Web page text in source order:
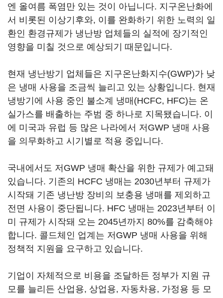
엔 올여름 폭염만 있는 것이 아닙니다. 지구온난화에
서 비롯된 이상기후와, 이를 완화하기 위한 노력의 일
환인 환경규제가 냉난방 업체들의 실적에 장기적인
영향을 미칠 것으로 예상되기 때문입니다.
현재 냉난방기 업체들은 지구온난화지수(GWP)가 낮
은 냉매 사용을 조금씩 늘리고 있는 상황입니다. 현재
냉방기에 사용 중인 불소계 냉매(HCFC, HFC)는 온
실가스를 배출하는 주범 중 하나로 지목됐습니다. 이
에 미국과 유럽 등 많은 나라에서 저GWP 냉매 사용
을 의무화하고 시기별로 적용 중입니다.
국내에서도 저GWP 냉매 확산을 위한 규제가 예고돼
있습니다. 기존의 HCFC 냉매는 2030년부터 규제가
시작돼 기존 냉난방 장비의 보충용 냉매를 제외하고
전면 사용이 중단됩니다. HFC 냉매는 2023년부터 이
미 규제가 시작돼 오는 2045년까지 80%를 감축해야
합니다. 콜드체인 업계는 저GWP 냉매 사용을 위해
정책적 지원을 요구하고 있습니다.
기업이 자체적으로 비용을 조달하든 정부가 지원 규
모를 늘리든 산업용, 상업용, 자동차용, 가정용 등 모